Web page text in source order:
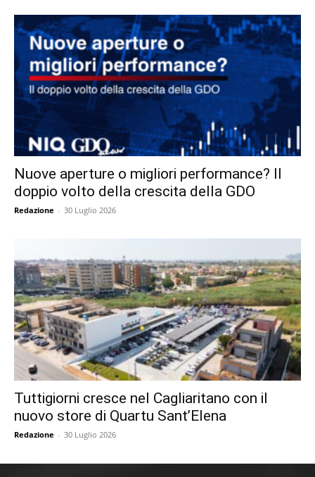
Nuove aperture o migliori performance? Il
doppio volto della crescita della GDO
Redazione - 30 Luglio 2026
Tuttigiorni cresce nel Cagliaritano con il
nuovo store di Quartu Sant’Elena
Redazione - 30 Luglio 2026